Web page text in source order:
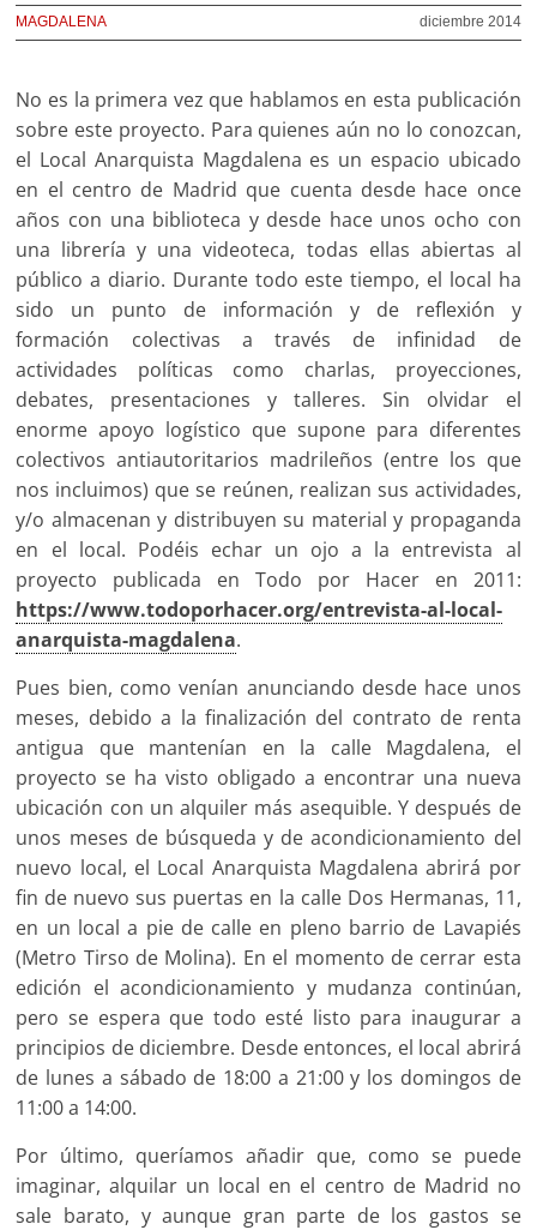
diciembre 2014
MAGDALENA
No es la primera vez que hablamos en esta publicación
sobre este proyecto. Para quienes aún no lo conozcan,
el Local Anarquista Magdalena es un espacio ubicado
en el centro de Madrid que cuenta desde hace once
años con una biblioteca y desde hace unos ocho con
una librería y una videoteca, todas ellas abiertas al
público a diario. Durante todo este tiempo, el local ha
sido un punto de información y de reflexión y
formación colectivas a través de infinidad de
actividades políticas como charlas, proyecciones,
debates, presentaciones y talleres. Sin olvidar el
enorme apoyo logístico que supone para diferentes
colectivos antiautoritarios madrileños (entre los que
nos incluimos) que se reúnen, realizan sus actividades,
y/o almacenan y distribuyen su material y propaganda
en el local. Podéis echar un ojo a la entrevista al
proyecto publicada en Todo por Hacer en 2011:
https://www.todoporhacer.org/entrevista-al-local-
anarquista-magdalena.
Pues bien, como venían anunciando desde hace unos
meses, debido a la finalización del contrato de renta
antigua que mantenían en la calle Magdalena, el
proyecto se ha visto obligado a encontrar una nueva
ubicación con un alquiler más asequible. Y después de
unos meses de búsqueda y de acondicionamiento del
nuevo local, el Local Anarquista Magdalena abrirá por
fin de nuevo sus puertas en la calle Dos Hermanas, 11,
en un local a pie de calle en pleno barrio de Lavapiés
(Metro Tirso de Molina). En el momento de cerrar esta
edición el acondicionamiento y mudanza continúan,
pero se espera que todo esté listo para inaugurar a
principios de diciembre. Desde entonces, el local abrirá
de lunes a sábado de 18:00 a 21:00 y los domingos de
11:00 a 14:00.
Por último, queríamos añadir que, como se puede
imaginar, alquilar un local en el centro de Madrid no
sale barato, y aunque gran parte de los gastos se